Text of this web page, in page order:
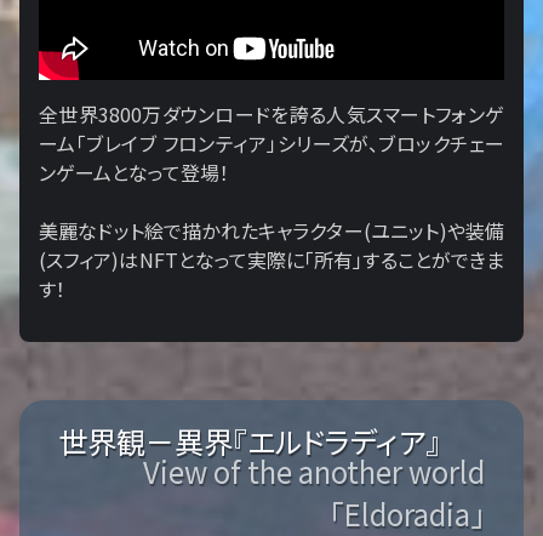
全世界3800万ダウンロードを誇る人気スマートフォンゲ
ーム「ブレイブ フロンティア」シリーズが、ブロックチェー
ンゲームとなって登場！
美麗なドット絵で描かれたキャラクター(ユニット)や装備
(スフィア)はNFTとなって実際に「所有」することができま
す！
世界観－異界『エルドラディア』
View of the another world
「Eldoradia」